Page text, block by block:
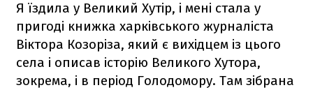
Я їздила у Великий Хутір, і мені стала у
пригоді книжка харківського журналіста
Віктора Козоріза, який є вихідцем із цього
села і описав історію Великого Хутора,
зокрема, і в період Голодомору. Там зібрана